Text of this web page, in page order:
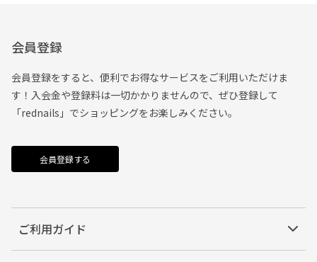
会員登録
会員登録をすると、便利でお得なサービスをご利用いただけま
す！入会金や登録料は一切かかりませんので、ぜひ登録して
「rednails」でショッピングをお楽しみください。
会員登録する
ご利用ガイド